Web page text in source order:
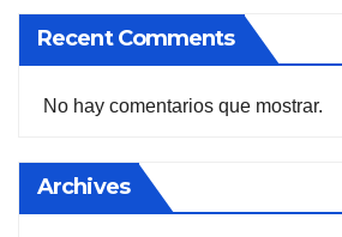
Recent Comments
No hay comentarios que mostrar.
Archives